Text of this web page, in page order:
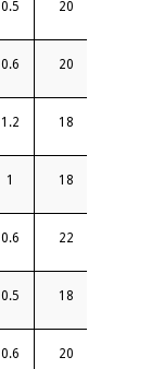
0.5 20
0.6 20
1.2 18
1 18
0.6 22
0.5 18
0.6 20